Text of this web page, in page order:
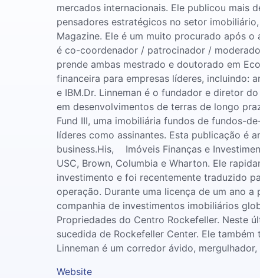
mercados internacionais. Ele publicou mais
pensadores estratégicos no setor
Magazine. Ele é um muito procurado após
é co-coordenador / patrocinador /
prende ambas mestrado e doutorado em
financeira para empresas líderes, incluindo:
e IBM.Dr. Linneman é o fundador e diretor
em desenvolvimentos de terras de longo
Fund III, uma imobiliária fundos de fundos-
líderes como assinantes. Esta publicação é
business.His, Imóveis Finanças e
USC, Brown, Columbia e Wharton. Ele
investimento e foi recentemente traduzido
operação. Durante uma licença de um ano
companhia de investimentos imobiliários
Propriedades do Centro Rockefeller. Neste
sucedida de Rockefeller Center. Ele
Linneman é um corredor ávido,
Website